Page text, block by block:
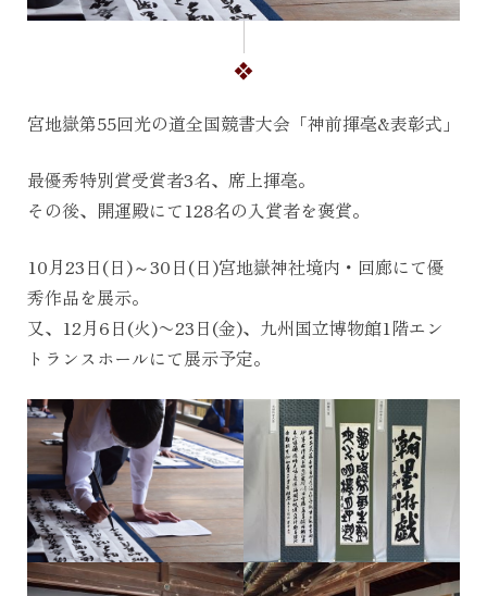
宮地嶽第55回光の道全国競書大会「神前揮毫&表彰式」
最優秀特別賞受賞者3名、席上揮毫。
その後、開運殿にて128名の入賞者を褒賞。
10月23日(日)～30日(日)宮地嶽神社境内・回廊にて優
秀作品を展示。
又、12月6日(火)〜23日(金)、九州国立博物館1階エン
トランスホールにて展示予定。